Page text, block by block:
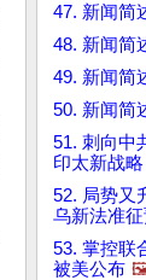
47. 新闻简
48. 新闻简
49. 新闻简
50. 新闻简
51. 刺向中
印太新战略
52. 局势又
乌新法准
53. 掌控联
被美公布